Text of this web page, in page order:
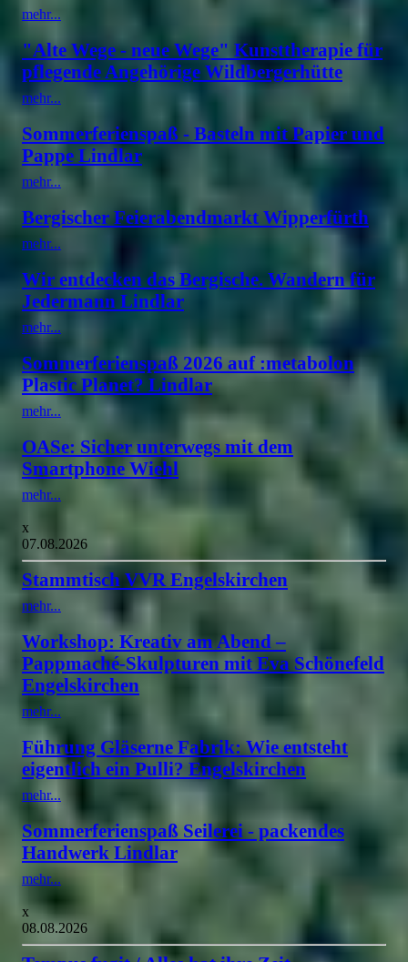
mehr...
"Alte Wege - neue Wege" Kunsttherapie für
pflegende Angehörige Wildbergerhütte
mehr...
Sommerferienspaß - Basteln mit Papier und
Pappe Lindlar
mehr...
Bergischer Feierabendmarkt Wipperfürth
mehr...
Wir entdecken das Bergische. Wandern für
Jedermann Lindlar
mehr...
Sommerferienspaß 2026 auf :metabolon
Plastic Planet? Lindlar
mehr...
OASe: Sicher unterwegs mit dem
Smartphone Wiehl
mehr...
x
07.08.2026
Stammtisch VVR Engelskirchen
mehr...
Workshop: Kreativ am Abend –
Pappmaché-Skulpturen mit Eva Schönefeld
Engelskirchen
mehr...
Führung Gläserne Fabrik: Wie entsteht
eigentlich ein Pulli? Engelskirchen
mehr...
Sommerferienspaß Seilerei - packendes
Handwerk Lindlar
mehr...
x
08.08.2026